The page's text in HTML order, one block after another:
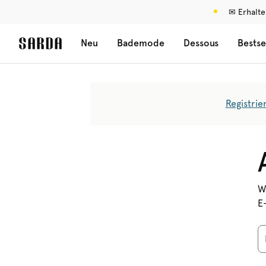
✉
Neu Bademode Dessous